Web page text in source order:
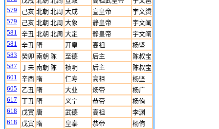
579
己亥 北朝 北周 大成 宣皇帝
宇文赟
579
己亥 北朝 北周 大象 静皇帝
宇文阐
581
辛丑 北朝 北周 大定 静皇帝
宇文阐
581
辛丑 隋 开皇 高祖
杨坚
583
癸卯 南朝 陈 至德 后主
陈叔宝
587
丁未 南朝 陈 祯明 后主
陈叔宝
601
辛酉 隋 仁寿 高祖
杨坚
605
乙丑 隋 大业 炀帝
杨广
617
丁丑 隋 义宁 恭帝
杨侑
618
戊寅 唐 武德 高祖
李渊
618
戊寅 隋 皇泰 恭帝
杨侑